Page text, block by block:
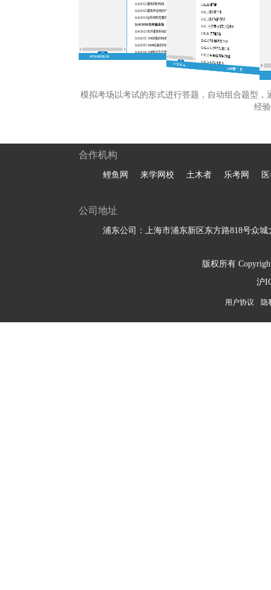
模拟考场以考试的形式进行答题，自动组合题型
经
合作机构
鲤鱼网 来学网校 土木者 乐考网
公司地址
浦东公司：上海市浦东新区东方路818号众城
版权所有
沪
用户协议 隐